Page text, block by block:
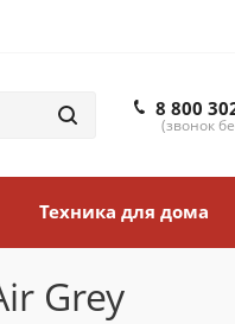
8 800
(звонок
Техника для дома
Grey